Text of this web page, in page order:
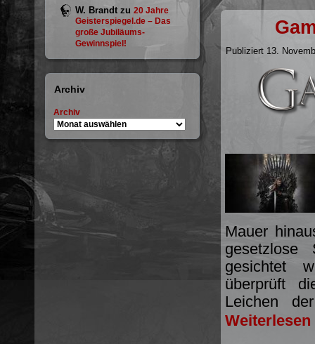
W. Brandt zu 20 Jahre
Geisterspiegel.de – Das
große Jubiläums-
Gewinnspiel!
Archiv
Archiv
Publiziert 13.
Mauer
gesichtet
überprüft
Leichen
Weiterlesen